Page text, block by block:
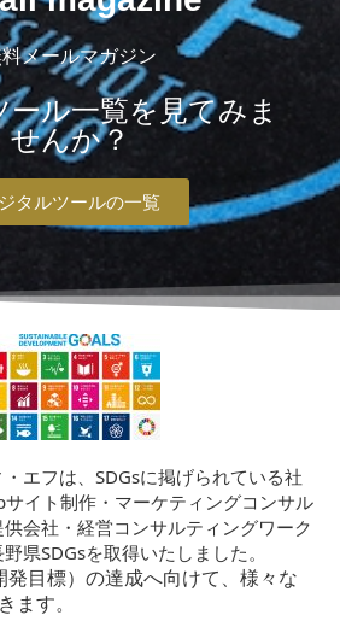
メールマガジン
ル一覧を見てみま
せんか？
タルツールの一覧
エフは、SDGsに掲げられている社
イト制作・マーケティングコンサル
会社・経営コンサルティングワーク
県SDGsを取得いたしました。
発目標）の達成へ向けて、様々な
ます。